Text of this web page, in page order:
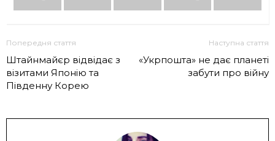
Попередня стаття
Штайнмайєр відвідає з
візитами Японію та
Південну Корею
Наступна стаття
«Укрпошта» не дає планеті
забути про війну